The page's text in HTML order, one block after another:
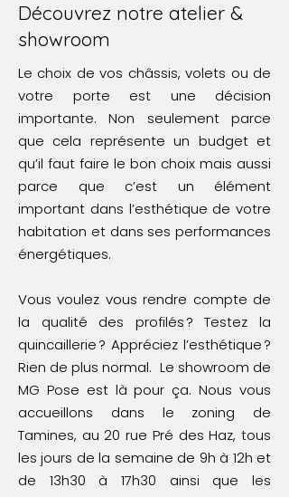
Découvrez notre atelier &
showroom
Le choix de vos châssis, volets ou de
votre porte est une décision
importante. Non seulement parce
que cela représente un budget et
qu’il faut faire le bon choix mais aussi
parce que c’est un élément
important dans l’esthétique de votre
habitation et dans ses performances
énergétiques.
Vous voulez vous rendre compte de
la qualité des profilés ? Testez la
quincaillerie ? Appréciez l’esthétique ?
Rien de plus normal. Le showroom de
MG Pose est là pour ça. Nous vous
accueillons dans le zoning de
Tamines, au 20 rue Pré des Haz, tous
les jours de la semaine de 9h à 12h et
de 13h30 à 17h30 ainsi que les